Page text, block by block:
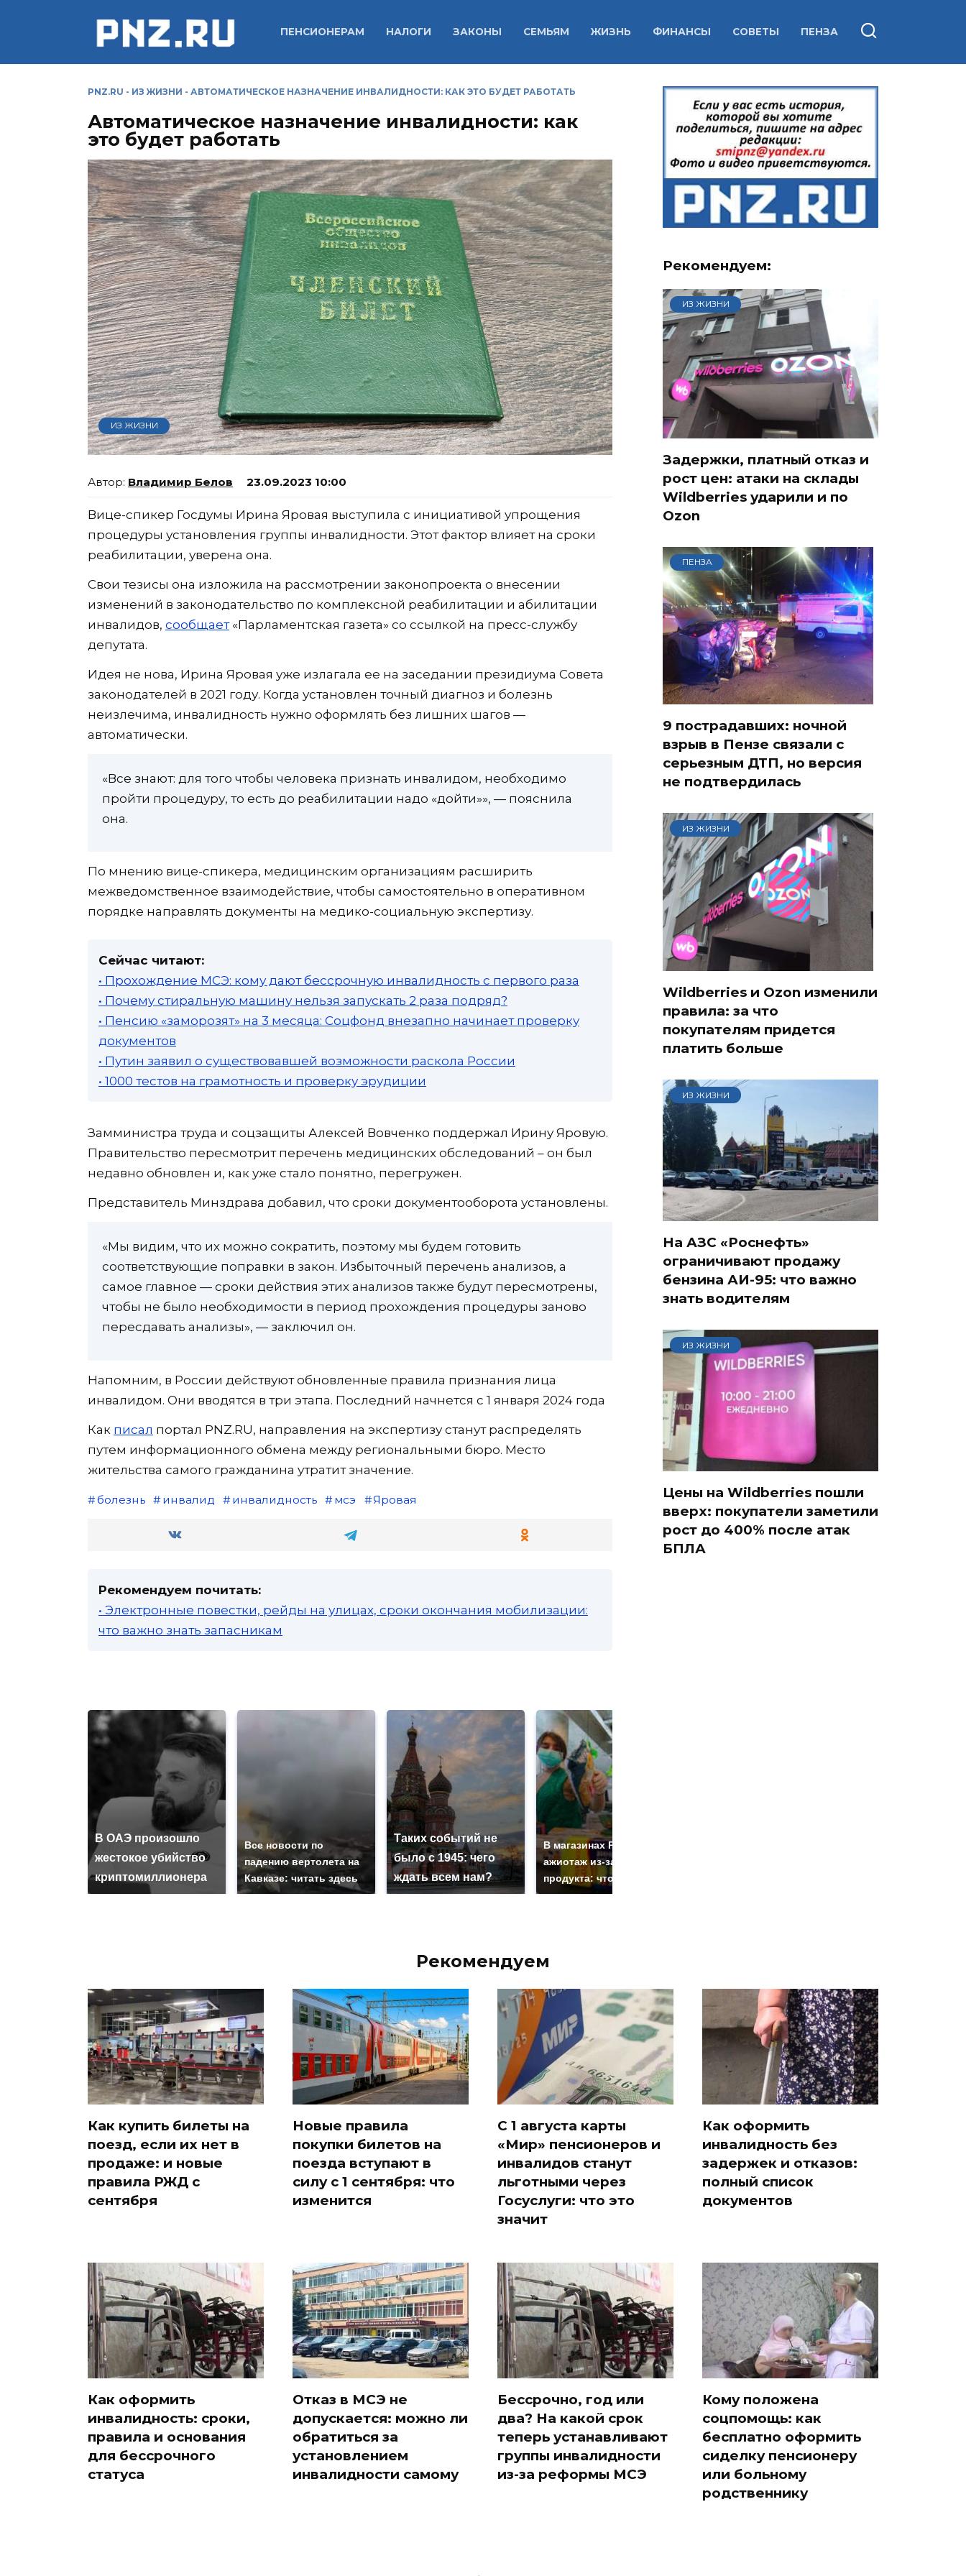
ПЕНСИОНЕРАМ НАЛОГИ ЗАКОНЫ СЕМЬЯМ ЖИЗНЬ ФИНАНСЫ СОВЕТЫ ПЕНЗА
PNZ.RU - ИЗ ЖИЗНИ - АВТОМАТИЧЕСКОЕ НАЗНАЧЕНИЕ ИНВАЛИДНОСТИ: КАК ЭТО БУДЕТ РАБОТАТЬ
Автоматическое назначение инвалидности: как
это будет работать
ИЗ ЖИЗНИ
Владимир Белов 23.09.2023 10:00
Вице-спикер Госдумы Ирина Яровая выступила с инициативой упрощения
процедуры установления группы инвалидности. Этот фактор влияет на сроки
реабилитации, уверена она.
Свои тезисы она изложила на рассмотрении законопроекта о внесении
изменений в законодательство по комплексной реабилитации и абилитации
инвалидов, сообщает«Парламентская газета» со ссылкой на пресс-службу
депутата.
Идея не нова, Ирина Яровая уже излагала ее на заседании президиума Совета
законодателей в 2021 году. Когда установлен точный диагноз и болезнь
неизлечима, инвалидность нужно оформлять без лишних шагов —
автоматически.
«Все знают: для того чтобы человека признать инвалидом, необходимо
пройти процедуру, то есть до реабилитации надо «дойти»», — пояснила
она.
По мнению вице-спикера, медицинским организациям расширить
межведомственное взаимодействие, чтобы самостоятельно в оперативном
порядке направлять документы на медико-социальную экспертизу.
Сейчас читают:
• Прохождение МСЭ: кому дают бессрочную инвалидность с первого раза
• Почему стиральную машину нельзя запускать 2 раза подряд?
• Пенсию «заморозят» на 3 месяца: Соцфонд внезапно начинает проверку
документов
• Путин заявил о существовавшей возможности раскола России
• 1000 тестов на грамотность и проверку эрудиции
Замминистра труда и соцзащиты Алексей Вовченко поддержал Ирину Яровую.
Правительство пересмотрит перечень медицинских обследований – он был
недавно обновлен и, как уже стало понятно, перегружен.
Представитель Минздрава добавил, что сроки документооборота установлены.
«Мы видим, что их можно сократить, поэтому мы будем готовить
соответствующие поправки в закон. Избыточный перечень анализов, а
самое главное — сроки действия этих анализов также будут пересмотрены,
чтобы не было необходимости в период прохождения процедуры заново
пересдавать анализы», — заключил он.
Напомним, в России действуют обновленные правила признания лица
инвалидом. Они вводятся в три этапа. Последний начнется с 1 января 2024 года
Как писал портал PNZ.RU, направления на экспертизу станут распределять
путем информационного обмена между региональными бюро. Место
жительства самого гражданина утратит значение.
болезнь инвалид инвалидность мсэ Яровая
Рекомендуем почитать:
• Электронные повестки, рейды на улицах, сроки окончания мобилизации:
что важно знать запасникам
В ОАЭ произошло
жестокое убийство
криптомиллионера
Все новости по
падению вертолета на
Кавказе: читать здесь
Таких событий не
было с 1945: чего
ждать всем нам?
В магазинах России
ажиотаж из-за этого
продукта: что купить?
Рекомендуем:
ИЗ ЖИЗНИ
Задержки, платный отказ и
рост цен: атаки на склады
Wildberries ударили и по
Ozon
ПЕНЗА
9 пострадавших: ночной
взрыв в Пензе связали с
серьезным ДТП, но версия
не подтвердилась
ИЗ ЖИЗНИ
Wildberries и Ozon изменили
правила: за что
покупателям придется
платить больше
ИЗ ЖИЗНИ
На АЗС «Роснефть»
ограничивают продажу
бензина АИ-95: что важно
знать водителям
ИЗ ЖИЗНИ
Цены на Wildberries пошли
вверх: покупатели заметили
рост до 400% после атак
БПЛА
Рекомендуем
Как купить билеты на
поезд, если их нет в
продаже: и новые
правила РЖД с
сентября
Новые правила
покупки билетов на
поезда вступают в
силу с 1 сентября: что
изменится
С 1 августа карты
«Мир» пенсионеров и
инвалидов станут
льготными через
Госуслуги: что это
значит
Как оформить
инвалидность без
задержек и отказов:
полный список
документов
Как оформить
инвалидность: сроки,
правила и основания
для бессрочного
статуса
Отказ в МСЭ не
допускается: можно ли
обратиться за
установлением
инвалидности самому
Бессрочно, год или
два? На какой срок
теперь устанавливают
группы инвалидности
из-за реформы МСЭ
Кому положена
соцпомощь: как
бесплатно оформить
сиделку пенсионеру
или больному
родственнику